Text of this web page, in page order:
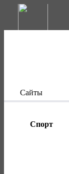
Сайты
Спорт